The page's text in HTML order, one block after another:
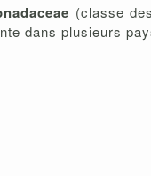
(classe des
dans plusieurs